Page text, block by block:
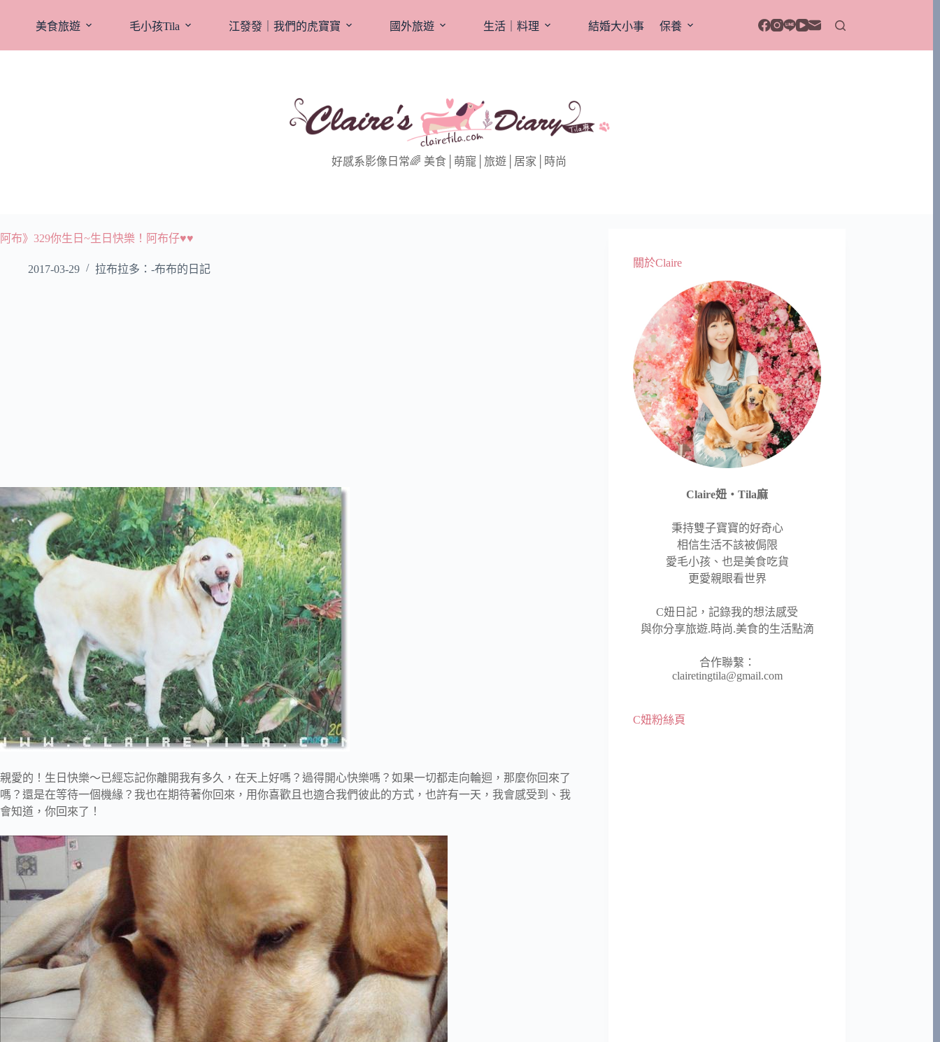
美食旅遊 毛小孩Tila 江發發｜我們的虎寶寶 國外旅遊 生活｜料理 結婚大小事 保養
好感系影像日常🌈 美食│萌寵│旅遊│居家│時尚
阿布》329你生日~生日快樂！阿布仔♥♥
2017-03-29 拉布拉多：-布布的日記
親愛的！生日快樂～已經忘記你離開我有多久，在天上好嗎？過得開心快樂嗎？如果一切都走向輪迴，那麼你回來了
嗎？還是在等待一個機緣？我也在期待著你回來，用你喜歡且也適合我們彼此的方式，也許有一天，我會感受到、我
會知道，你回來了！
關於Claire
Claire妞‧Tila麻
秉持雙子寶寶的好奇心
相信生活不該被侷限
愛毛小孩、也是美食吃貨
更愛親眼看世界
C妞日記，記錄我的想法感受
與你分享旅遊.時尚.美食的生活點滴
合作聯繫：
clairetingtila@gmail.com
C妞粉絲頁